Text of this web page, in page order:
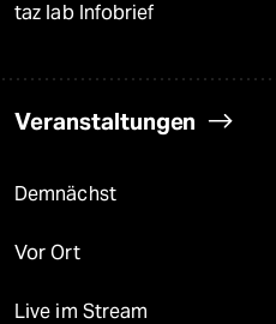
taz lab Infobrief
Veranstaltungen
Demnächst
Vor Ort
Live im Stream